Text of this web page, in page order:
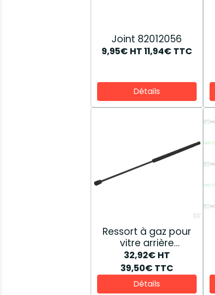
Joint 82012056
9,95€ HT 11,94€ TTC
Détails
Ressort à gaz pour
vitre arrière
82019393
32,92€ HT
39,50€ TTC
Détails